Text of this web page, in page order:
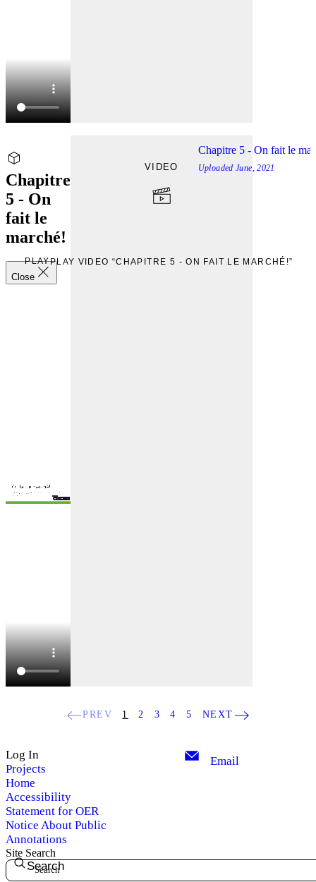
Chapitre
5 - On
fait le
marché!
Close
VIDEO
PLAYPLAY VIDEO “CHAPITRE 5 - ON FAIT LE MARCHÉ!”
Chapitre 5 - On fait le
UploadedJune, 2021
PREV 1 2 3 4 5 NEXT
Log In
Projects
Home
Accessibility
Statement for OER
Notice About Public
Annotations
Email
Site Search
Search